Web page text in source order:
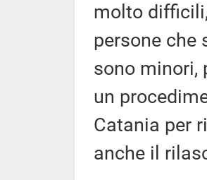
molto
persone che
sono minori,
un
Catania per
anche il